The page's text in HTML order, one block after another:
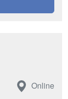
Online